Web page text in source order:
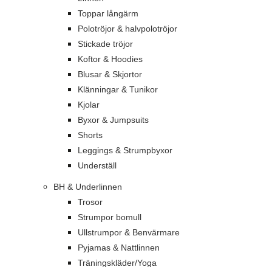
Toppar långärm
Polotröjor & halvpolotröjor
Stickade tröjor
Koftor & Hoodies
Blusar & Skjortor
Klänningar & Tunikor
Kjolar
Byxor & Jumpsuits
Shorts
Leggings & Strumpbyxor
Underställ
BH & Underlinnen
Trosor
Strumpor bomull
Ullstrumpor & Benvärmare
Pyjamas & Nattlinnen
Träningskläder/Yoga